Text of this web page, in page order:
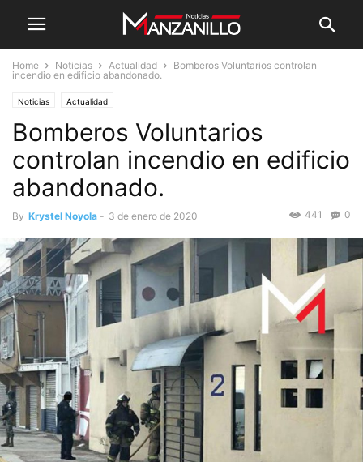
Home Noticias Actualidad
Bomberos Voluntarios controlan
incendio en edificio abandonado.
Noticias Actualidad
Bomberos Voluntarios
controlan incendio en edificio
abandonado.
By Krystel Noyola - 3 de enero de 2020 0
441